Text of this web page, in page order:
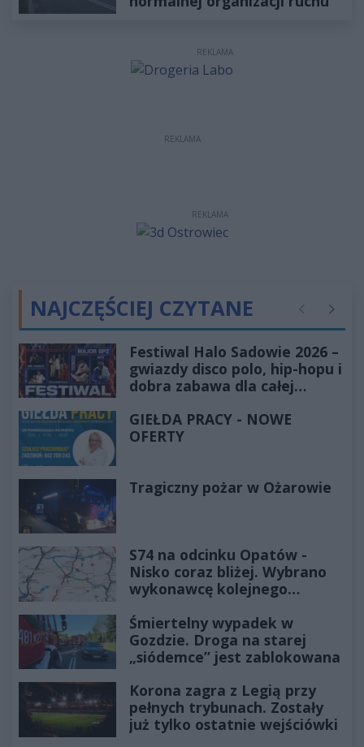
REKLAMA
REKLAMA
REKLAMA
NAJCZĘŚCIEJ CZYTANE Poprzednie
Festiwal Halo Sadowie 2026 –
gwiazdy disco polo, hip-hopu i
dobra zabawa dla całej
GIEŁDA PRACY - NOWE
OFERTY
Tragiczny pożar w Ożarowie
S74 na odcinku Opatów -
Nisko coraz bliżej. Wybrano
wykonawcę kolejnego
Śmiertelny wypadek w
Gozdzie. Droga na starej
„siódemce” jest zablokowana
Korona zagra z Legią przy
pełnych trybunach. Zostały
już tylko ostatnie wejściówki